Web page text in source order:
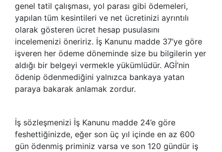
genel tatil çalışması, yol parası gibi ödemeleri,
yapılan tüm kesintileri ve net ücretinizi ayrıntılı
olarak gösteren ücret hesap pusulasını
incelemenizi öneririz. İş Kanunu madde 37’ye göre
işveren her ödeme döneminde size bu bilgilerin yer
aldığı bir belgeyi vermekle yükümlüdür. AGİ’nin
ödenip ödenmediğini yalnızca bankaya yatan
paraya bakarak anlamak zordur.
İş sözleşmenizi İş Kanunu madde 24’e göre
feshettiğinizde, eğer son üç yıl içinde en az 600
gün ödenmiş priminiz varsa ve son 120 gündür iş